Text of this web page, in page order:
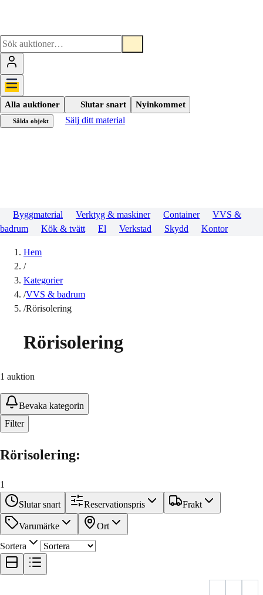
Alla auktioner Slutar snart Nyinkommet
Sålda objekt Sälj ditt material
Byggmaterial Verktyg & maskiner Container
VVS &
badrum
Kök & tvätt El Verkstad Skydd Kontor
Hem
/
Kategorier
/VVS & badrum
/Rörisolering
Rörisolering
1 auktion
Bevaka kategorin
Filter
Rörisolering:
1
Slutar snart
Reservationspris Frakt
Varumärke
Ort
Sortera